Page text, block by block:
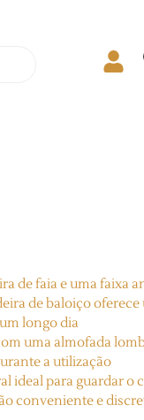
de faia e uma faixa
de baloiço
longo dia
uma almofada
a utilização
ideal para guardar o
conveniente e